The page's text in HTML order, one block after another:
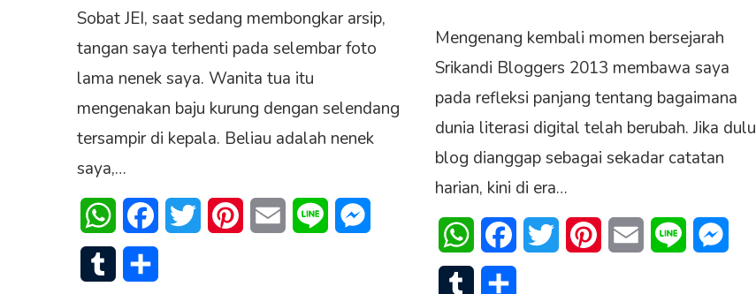
Sobat JEI, saat sedang membongkar arsip,
tangan saya terhenti pada selembar foto
lama nenek saya. Wanita tua itu
mengenakan baju kurung dengan selendang
tersampir di kepala. Beliau adalah nenek
saya,…
WhatsAppFacebookTwitter PinterestEmail Line Messenger
Tumblr
Mengenang kembali momen bersejarah
Srikandi Bloggers 2013 membawa saya
pada refleksi panjang tentang bagaimana
dunia literasi digital telah berubah. Jika dulu
blog dianggap sebagai sekadar catatan
harian, kini di era…
WhatsAppFacebookTwitter PinterestEmail Line
Tumblr